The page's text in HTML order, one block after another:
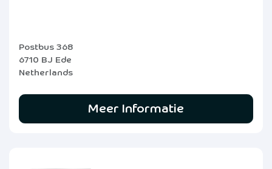
Postbus 368
6710 BJ Ede
Netherlands
Meer Informatie